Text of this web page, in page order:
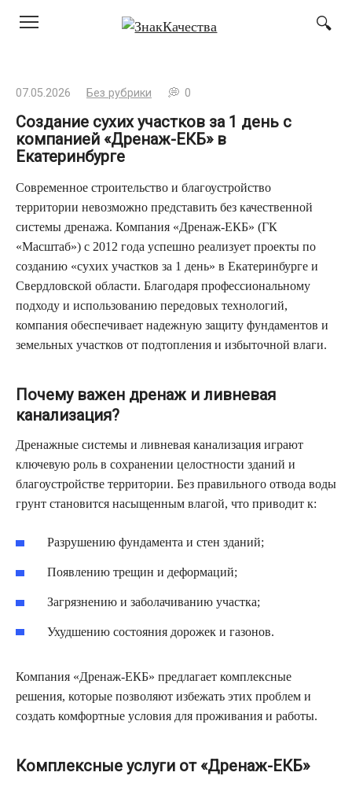
07.05.2026 Без рубрики 0
Создание сухих участков за 1 день с
компанией «Дренаж-ЕКБ» в
Екатеринбурге
Современное строительство и благоустройство
территории невозможно представить без качественной
системы дренажа. Компания «Дренаж-ЕКБ» (ГК
«Масштаб») с 2012 года успешно реализует проекты по
созданию «сухих участков за 1 день» в Екатеринбурге и
Свердловской области. Благодаря профессиональному
подходу и использованию передовых технологий,
компания обеспечивает надежную защиту фундаментов и
земельных участков от подтопления и избыточной влаги.
Почему важен дренаж и ливневая
канализация?
Дренажные системы и ливневая канализация играют
ключевую роль в сохранении целостности зданий и
благоустройстве территории. Без правильного отвода воды
грунт становится насыщенным влагой, что приводит к:
Разрушению фундамента и стен зданий;
Появлению трещин и деформаций;
Загрязнению и заболачиванию участка;
Ухудшению состояния дорожек и газонов.
Компания «Дренаж-ЕКБ» предлагает комплексные
решения, которые позволяют избежать этих проблем и
создать комфортные условия для проживания и работы.
Комплексные услуги от «Дренаж-ЕКБ»